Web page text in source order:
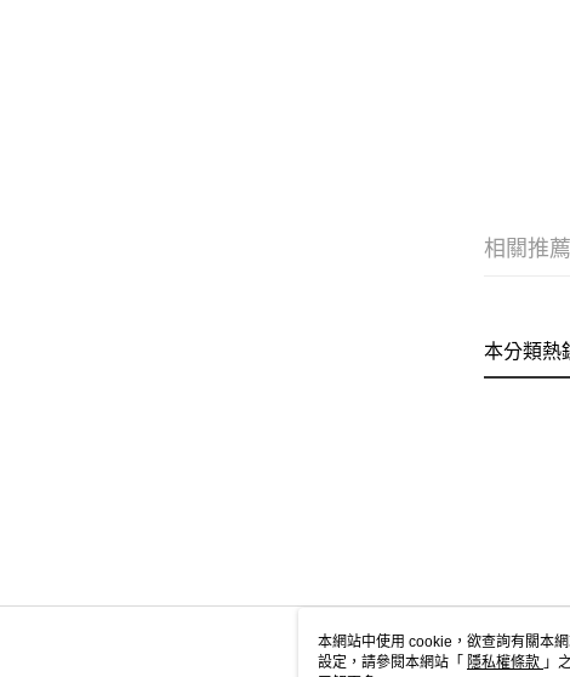
相關推薦
本分類熱
本網站中使用 cookie，欲查詢有關本
設定，請參閱本網站「 隱私權條款 」